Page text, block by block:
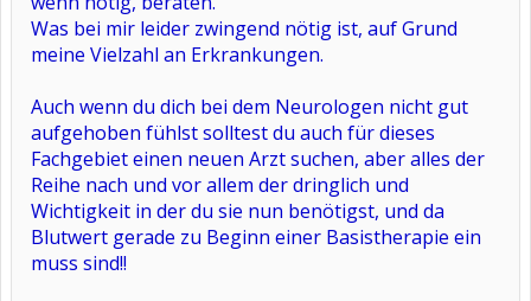
Was bei mir leider zwingend nötig ist, auf Grund
meine Vielzahl an Erkrankungen.
Auch wenn du dich bei dem Neurologen nicht gut
aufgehoben fühlst solltest du auch für dieses
Fachgebiet einen neuen Arzt suchen, aber alles der
Reihe nach und vor allem der dringlich und
Wichtigkeit in der du sie nun benötigst, und da
Blutwert gerade zu Beginn einer Basistherapie ein
muss sind!!